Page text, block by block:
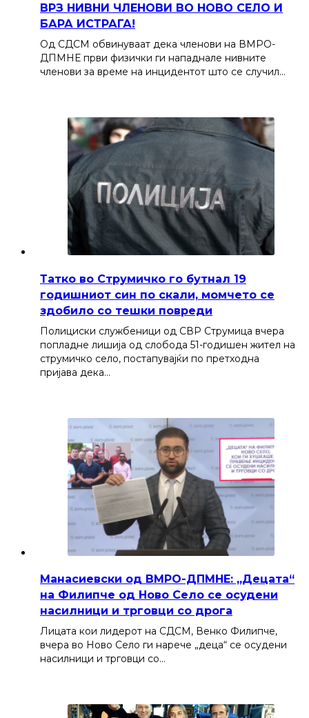
ВРЗ НИВНИ ЧЛЕНОВИ ВО НОВО СЕЛО И
БАРА ИСТРАГА!
Од СДСМ обвинуваат дека членови на ВМРО-
ДПМНЕ први физички ги нападнале нивните
членови за време на инцидентот што се случил…
Татко во Струмичко го бутнал 19
годишниот син по скали, момчето се
здобило со тешки повреди
Полициски службеници од СВР Струмица вчера
попладне лишија од слобода 51-годишен жител на
струмичко село, постапувајќи по претходна
пријава дека…
Манасиевски од ВМРО-ДПМНЕ: „Децата“
на Филипче од Ново Село се осудени
насилници и трговци со дрога
Лицата кои лидерот на СДСМ, Венко Филипче,
вчера во Ново Село ги нарече „деца“ се осудени
насилници и трговци со…